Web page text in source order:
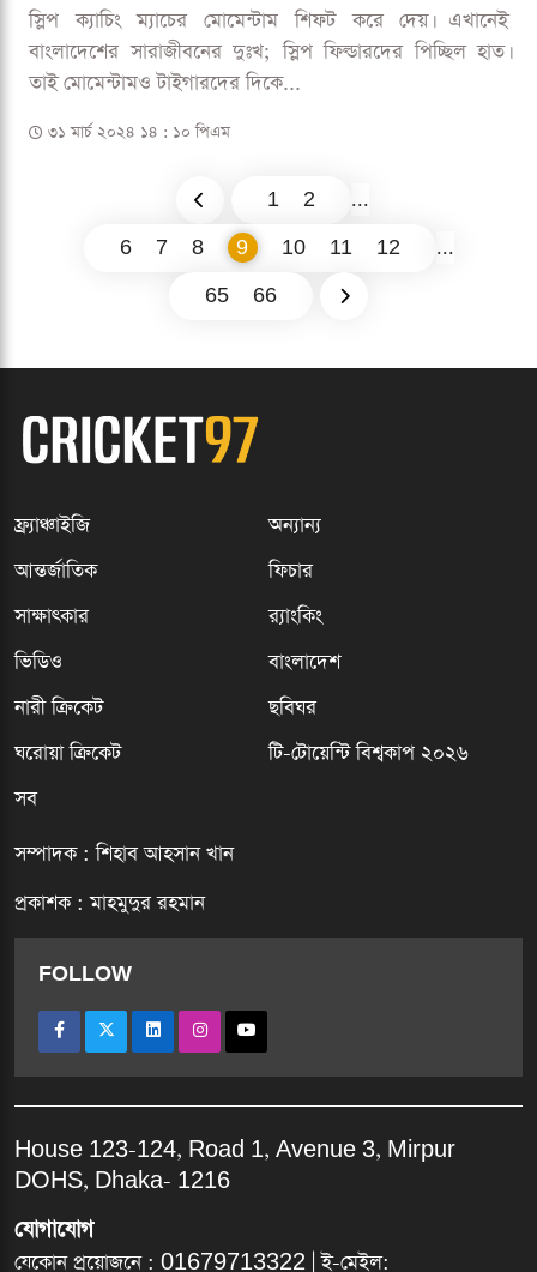
স্লিপ ক্যাচিং ম্যাচের মোমেন্টাম শিফট করে দেয়। এখানেই
বাংলাদেশের সারাজীবনের দুঃখ; স্লিপ ফিল্ডারদের পিচ্ছিল হাত।
তাই মোমেন্টামও টাইগারদের দিকে...
৩১ মার্চ ২০২৪ ১৪ : ১০ পিএম
1 2
...
6
7 8 9 10 11 12
...
65
66
ফ্র্যাঞ্চাইজি
অন্যান্য
আন্তর্জাতিক
ফিচার
সাক্ষাৎকার
র‍্যাংকিং
ভিডিও
বাংলাদেশ
নারী ক্রিকেট
ছবিঘর
ঘরোয়া ক্রিকেট
টি-টোয়েন্টি বিশ্বকাপ ২০২৬
সব
সম্পাদক : শিহাব আহসান খান
প্রকাশক : মাহমুদুর রহমান
FOLLOW
House 123-124, Road 1, Avenue 3, Mirpur
DOHS, Dhaka- 1216
যোগাযোগ
যেকোন প্রয়োজনে : 01679713322 | ই-মেইল: